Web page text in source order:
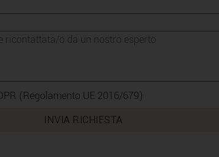
(Regolamento UE 2016/679)
INVIA RICHIESTA